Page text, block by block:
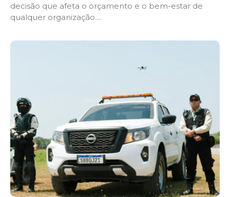
decisão que afeta o orçamento e o bem-estar de
qualquer organização....